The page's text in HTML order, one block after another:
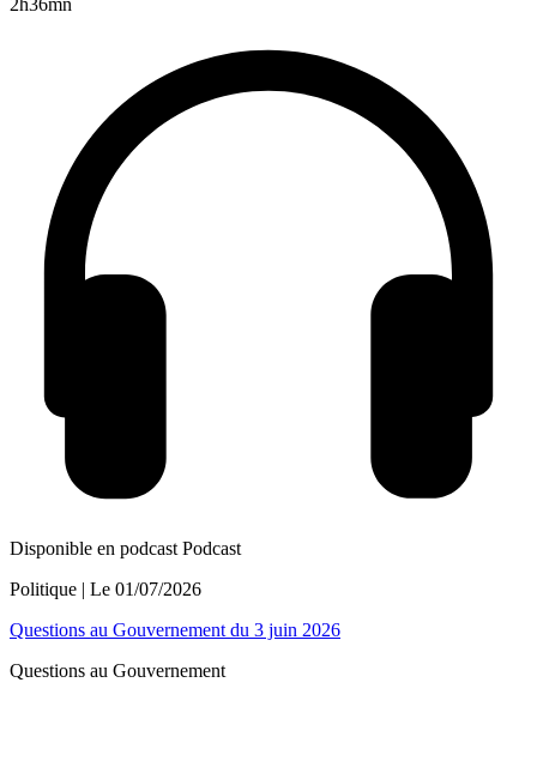
2h36mn
Disponible en podcast Podcast
Politique | Le 01/07/2026
Questions au Gouvernement du 3 juin 2026
Questions au Gouvernement